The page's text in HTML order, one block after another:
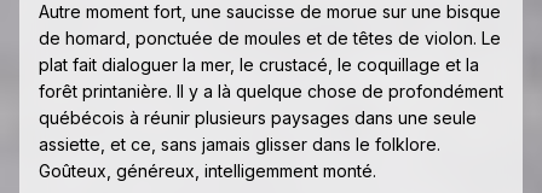
Autre moment fort, une saucisse de morue sur une bisque
de homard, ponctuée de moules et de têtes de violon. Le
plat fait dialoguer la mer, le crustacé, le coquillage et la
forêt printanière. Il y a là quelque chose de profondément
québécois à réunir plusieurs paysages dans une seule
assiette, et ce, sans jamais glisser dans le folklore.
Goûteux, généreux, intelligemment monté.